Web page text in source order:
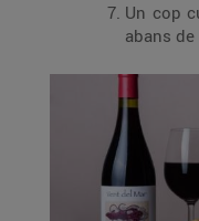
Un cop
abans